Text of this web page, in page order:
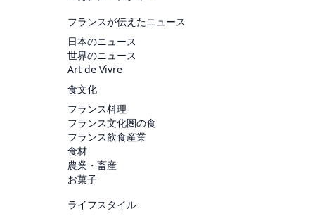
フランスが伝えたニュース
日本のニュース
世界のニュース
Art de Vivre
食文化
フランス料理
フランス文化圏の食
フランス飲食産業
食材
農業・畜産
お菓子
ライフスタイル